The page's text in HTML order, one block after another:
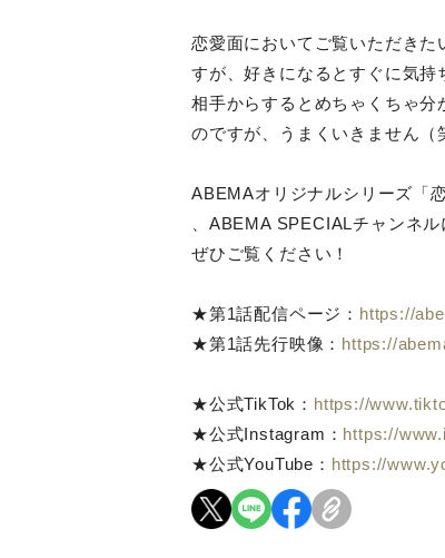
恋愛面においてご覧いただき
すが、好きになるとすぐに気持
相手からするとめちゃくちゃ
のですが、うまくいきません（
ABEMAオリジナルシリーズ「
、ABEMA SPECIALチャンネ
ぜひご覧ください！
★第1話配信ページ： https://
★第1話先行映像： https://
★公式TikTok： https://
★公式Instagram： https://
★公式YouTube： https://